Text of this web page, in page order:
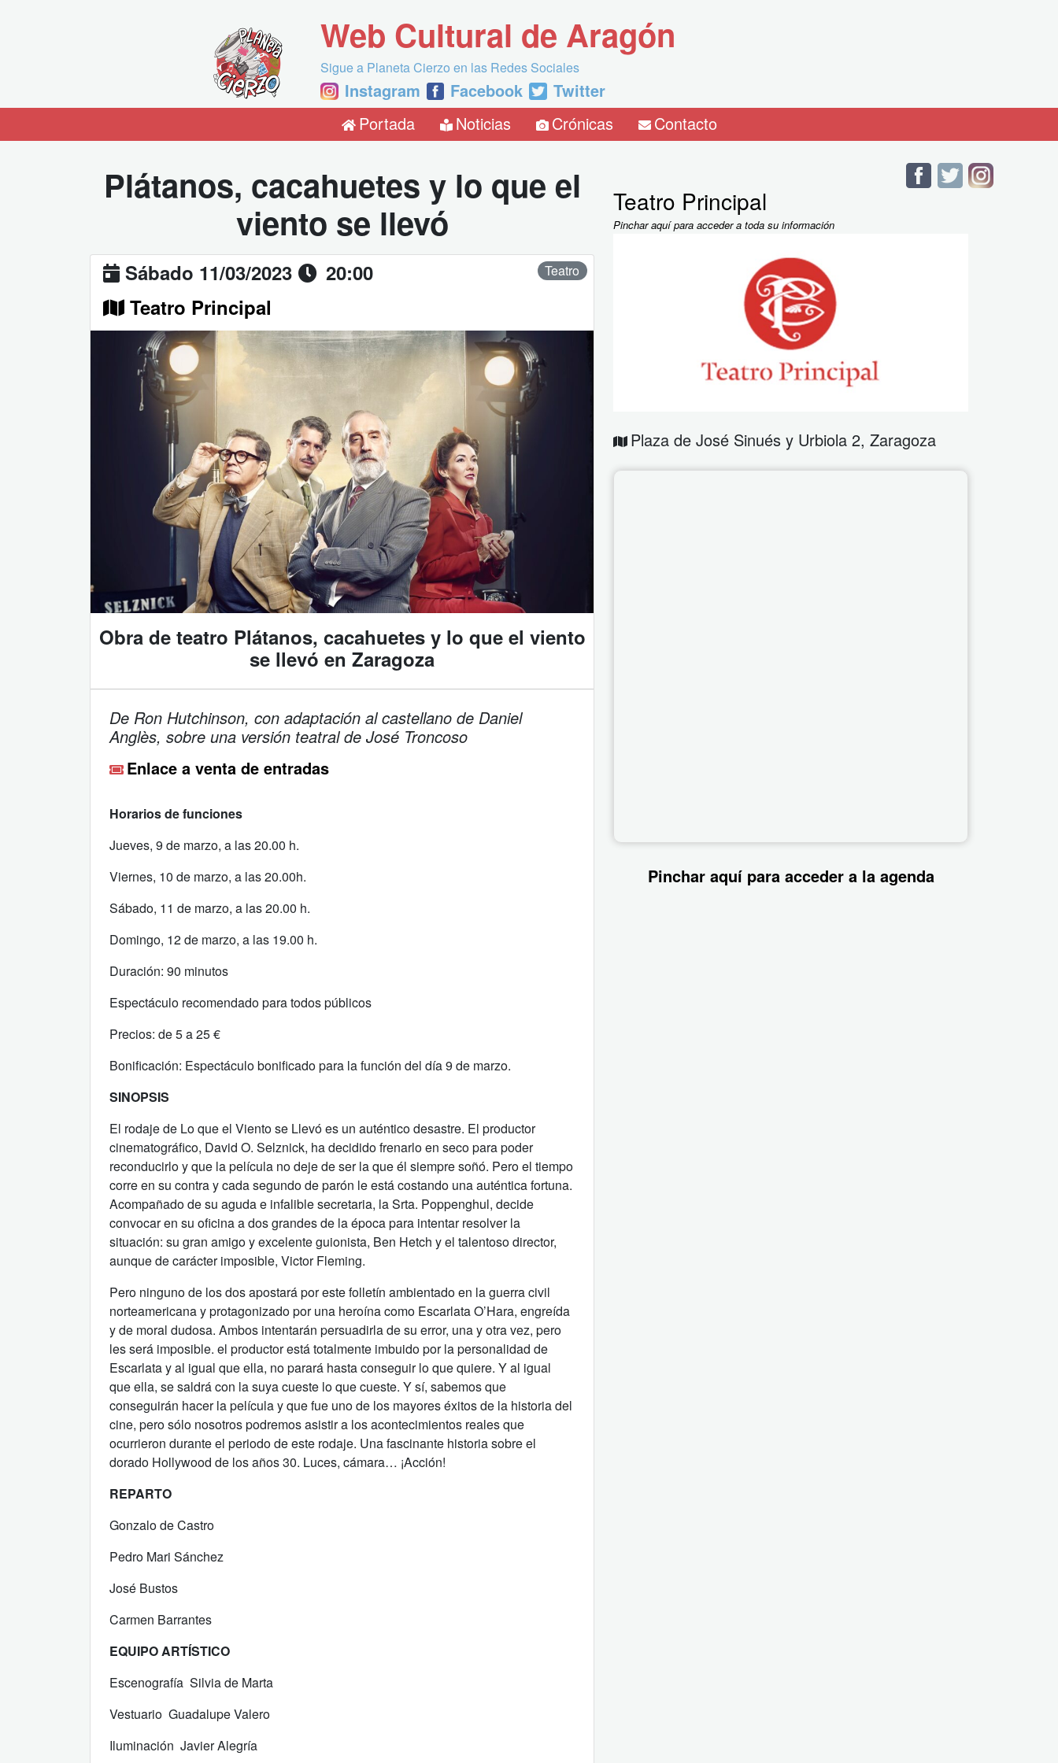
Web Cultural de Aragón
Sigue a Planeta Cierzo en las Redes Sociales
Instagram Facebook
Twitter
Portada
Noticias Crónicas Contacto
Plátanos, cacahuetes y lo que el
viento se llevó
Sábado 11/03/2023
20:00
Teatro Principal
Teatro
Obra de teatro Plátanos, cacahuetes y lo que el viento
se llevó en Zaragoza
De Ron Hutchinson, con adaptación al castellano de Daniel
Anglès, sobre una versión teatral de José Troncoso
Enlace a venta de entradas
Horarios de funciones
Jueves, 9 de marzo, a las 20.00 h.
Viernes, 10 de marzo, a las 20.00h.
Sábado, 11 de marzo, a las 20.00 h.
Domingo, 12 de marzo, a las 19.00 h.
Duración: 90 minutos
Espectáculo recomendado para todos públicos
Precios: de 5 a 25 €
Bonificación: Espectáculo bonificado para la función del día 9 de marzo.
SINOPSIS
El rodaje de Lo que el Viento se Llevó es un auténtico desastre. El productor
cinematográfico, David O. Selznick, ha decidido frenarlo en seco para poder
reconducirlo y que la película no deje de ser la que él siempre soñó. Pero el tiempo
corre en su contra y cada segundo de parón le está costando una auténtica fortuna.
Acompañado de su aguda e infalible secretaria, la Srta. Poppenghul, decide
convocar en su oficina a dos grandes de la época para intentar resolver la
situación: su gran amigo y excelente guionista, Ben Hetch y el talentoso director,
aunque de carácter imposible, Victor Fleming.
Pero ninguno de los dos apostará por este folletín ambientado en la guerra civil
norteamericana y protagonizado por una heroína como Escarlata O’Hara, engreída
y de moral dudosa. Ambos intentarán persuadirla de su error, una y otra vez, pero
les será imposible. el productor está totalmente imbuido por la personalidad de
Escarlata y al igual que ella, no parará hasta conseguir lo que quiere. Y al igual
que ella, se saldrá con la suya cueste lo que cueste. Y sí, sabemos que
conseguirán hacer la película y que fue uno de los mayores éxitos de la historia del
cine, pero sólo nosotros podremos asistir a los acontecimientos reales que
ocurrieron durante el periodo de este rodaje. Una fascinante historia sobre el
dorado Hollywood de los años 30. Luces, cámara… ¡Acción!
REPARTO
Gonzalo de Castro
Pedro Mari Sánchez
José Bustos
Carmen Barrantes
EQUIPO ARTÍSTICO
Escenografía Silvia de Marta
Vestuario Guadalupe Valero
Iluminación Javier Alegría
Teatro Principal
Pinchar aquí para acceder a toda su información
Plaza de José Sinués y Urbiola 2, Zaragoza
Pinchar aquí para acceder a la agenda